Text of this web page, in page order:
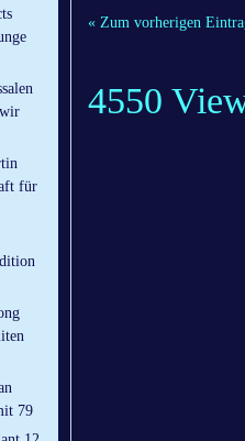
für
79
« Zum vorherigen
4550